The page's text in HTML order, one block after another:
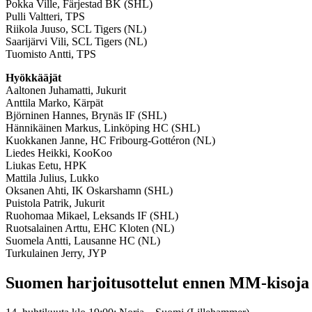
Pokka Ville, Färjestad BK (SHL)
Pulli Valtteri, TPS
Riikola Juuso, SCL Tigers (NL)
Saarijärvi Vili, SCL Tigers (NL)
Tuomisto Antti, TPS
Hyökkääjät
Aaltonen Juhamatti, Jukurit
Anttila Marko, Kärpät
Björninen Hannes, Brynäs IF (SHL)
Hännikäinen Markus, Linköping HC (SHL)
Kuokkanen Janne, HC Fribourg-Gottéron (NL)
Liedes Heikki, KooKoo
Liukas Eetu, HPK
Mattila Julius, Lukko
Oksanen Ahti, IK Oskarshamn (SHL)
Puistola Patrik, Jukurit
Ruohomaa Mikael, Leksands IF (SHL)
Ruotsalainen Arttu, EHC Kloten (NL)
Suomela Antti, Lausanne HC (NL)
Turkulainen Jerry, JYP
Suomen harjoitusottelut ennen MM-kisoja